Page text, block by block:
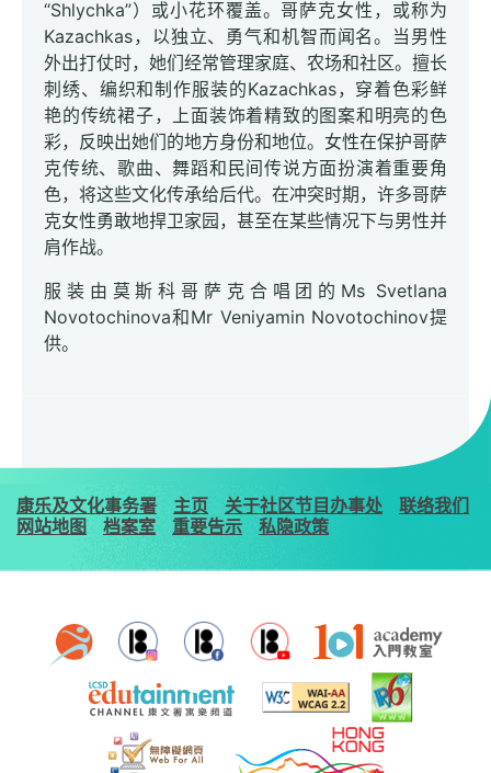
“Shlychka”）或小花环覆盖。哥萨克女性，或称为
Kazachkas，以独立、勇气和机智而闻名。当男性
外出打仗时，她们经常管理家庭、农场和社区。擅长
刺绣、编织和制作服装的Kazachkas，穿着色彩鲜
艳的传统裙子，上面装饰着精致的图案和明亮的色
彩，反映出她们的地方身份和地位。女性在保护哥萨
克传统、歌曲、舞蹈和民间传说方面扮演着重要角
色，将这些文化传承给后代。在冲突时期，许多哥萨
克女性勇敢地捍卫家园，甚至在某些情况下与男性并
肩作战。
服装由莫斯科哥萨克合唱团的Ms Svetlana
Novotochinova和Mr Veniyamin Novotochinov提
供。
康乐及文化事务署 主页 关于社区节目办事处
联络我们
网站地图
档案室 重要告示 私隐政策